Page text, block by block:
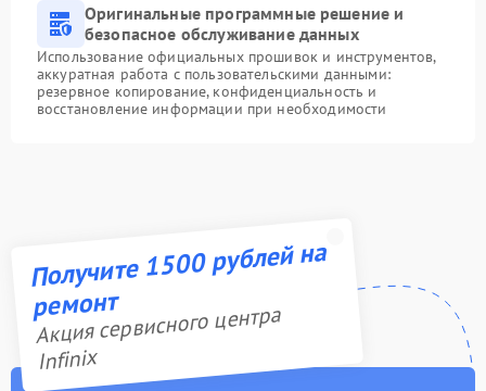
Оригинальные программные решение и
безопасное обслуживание данных
Использование официальных прошивок и инструментов,
аккуратная работа с пользовательскими данными:
резервное копирование, конфиденциальность и
восстановление информации при необходимости
Получите 1500 рублей на
ремонт
Акция сервисного центра
Infinix